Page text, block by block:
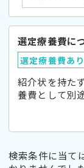
選定療養費に
選定療養費あり
紹介状を持た
養費として別
検索条件に当て